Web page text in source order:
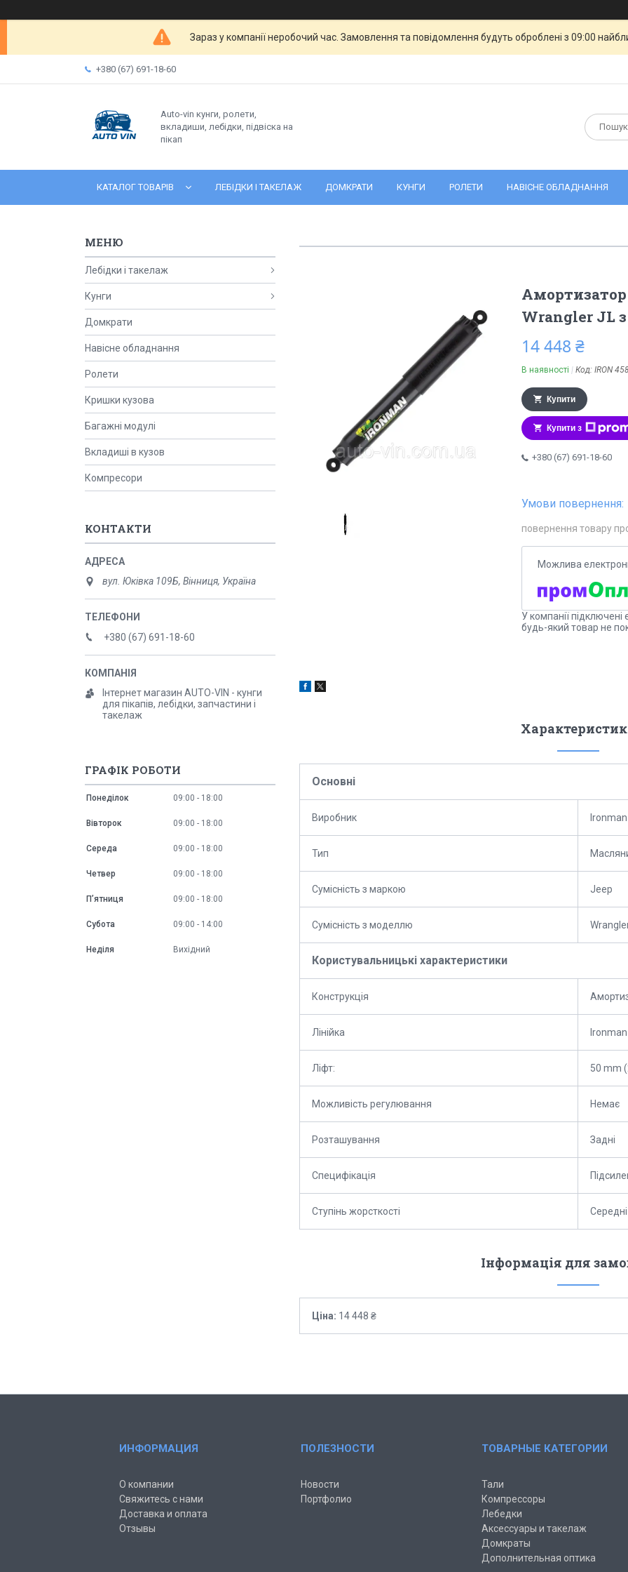
Зараз у компанії неробочий час. Замовлення та повідомлення будуть оброблені з 09:00
+380 (67) 691-18-60
Auto-vin кунги, ролети,
вкладиши, лебідки, підвіска на
пікап
КАТАЛОГ ТОВАРІВ ЛЕБІДКИ І ТАКЕЛАЖ ДОМКРАТИ КУНГИ РОЛЕТИ НАВІСНЕ ОБЛАДНАННЯ
Wrangler JL
14 448 ₴
В наявності Код: IRON
Купити
Купити з
+380 (67) 691-18-60
повернення товару
У компанії
будь-який товар не
Основні
Виробник Ironman
Тип
Сумісність з маркою Jeep
Сумісність з моделлю
Користувальницькі характеристики
Конструкція
Лінійка
Ліфт: 50 mm
Можливість регулювання Немає
Розташування Задні
Специфікація
Ступінь жорсткості Середні
Інформація для
Ціна: 14 448 ₴
Лебідки і такелаж
Кунги
Домкрати
Навісне обладнання
Ролети
Кришки кузова
Багажні модулі
Вкладиші в кузов
Компресори
КОНТАКТИ
вул. Юківка 109Б, Вінниця, Україна
+380 (67) 691-18-60
Інтернет магазин AUTO-VIN - кунги
для пікапів, лебідки, запчастини і
такелаж
ГРАФІК РОБОТИ
Понеділок 09:00 18:00
Вівторок 09:00 18:00
Середа 09:00 18:00
Четвер 09:00 18:00
Пʼятниця 09:00 18:00
Субота 09:00 14:00
Неділя Вихідний
ИНФОРМАЦИЯ
О компании
Свяжитесь с нами
Доставка и оплата
Отзывы
ПОЛЕЗНОСТИ
Новости
Портфолио
ТОВАРНЫЕ КАТЕГОРИИ
Тали
Компрессоры
Лебедки
Аксессуары и такелаж
Домкраты
Дополнительная оптика